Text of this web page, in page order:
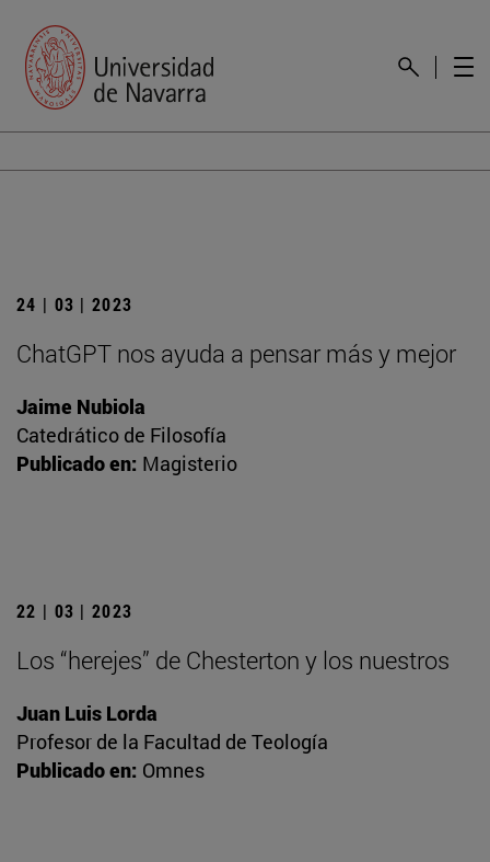
24 | 03 | 2023
ChatGPT nos ayuda a pensar más y mejor
Jaime Nubiola
Catedrático de Filosofía
Publicado en: Magisterio
22 | 03 | 2023
Los “herejes” de Chesterton y los nuestros
Juan Luis Lorda
Profesor de la Facultad de Teología
Publicado en: Omnes